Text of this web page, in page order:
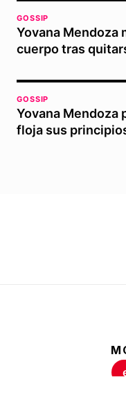
GOSSIP
Yovana Mendoza
cuerpo tras
GOSSIP
Yovana Mendoza
floja sus